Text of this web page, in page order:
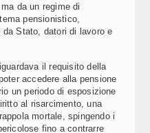
da un regime di
pensionistico,
Stato, datori di lavoro e
il requisito della
accedere alla pensione
un periodo di esposizione
al risarcimento, una
mortale, spingendo i
fino a contrarre